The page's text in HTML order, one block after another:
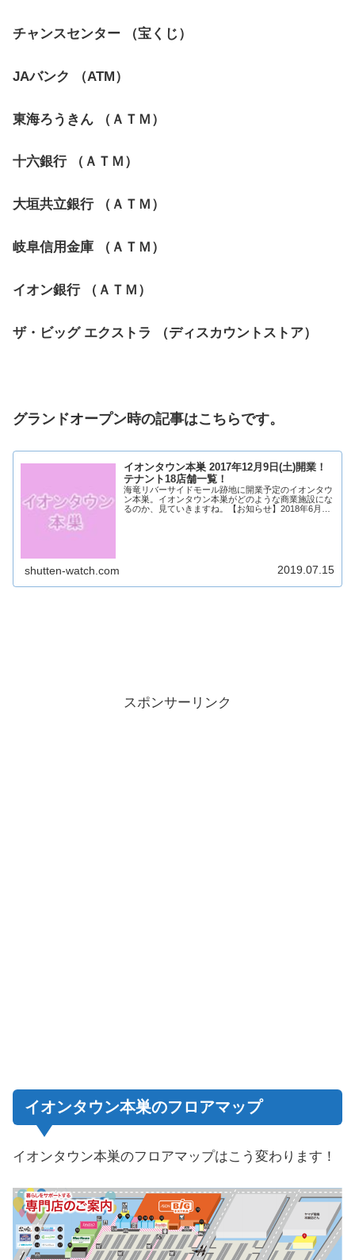
チャンスセンター （宝くじ）
JAバンク （ATM）
東海ろうきん （ＡＴＭ）
十六銀行 （ＡＴＭ）
大垣共立銀行 （ＡＴＭ）
岐阜信用金庫 （ＡＴＭ）
イオン銀行 （ＡＴＭ）
ザ・ビッグ エクストラ （ディスカウントストア）
グランドオープン時の記事はこちらです。
イオンタウン本巣 2017年12月9日(土)開業！
テナント18店舗一覧！
海竜リバーサイドモール跡地に開業予定のイオンタウ
ン本巣。イオンタウン本巣がどのような商業施設にな
るのか、見ていきますね。【お知らせ】2018年6月1
shutten-watch.com 2019.07.15
スポンサーリンク
イオンタウン本巣のフロアマップ
イオンタウン本巣のフロアマップはこう変わります！